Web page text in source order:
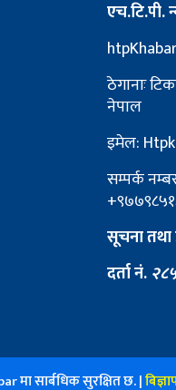
एच.टि.पी.
ठेगानाः
नेपाल
इमेल:
सम्पर्क
सूचना तथा
दर्ता नं.
मा सार्बधिक सुरक्षित छ. |